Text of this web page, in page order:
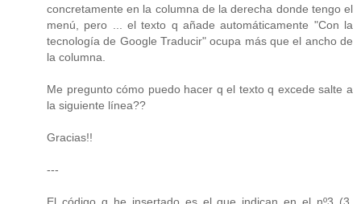
concretamente en la columna de la derecha donde tengo el
menú, pero ... el texto q añade automáticamente "Con la
tecnología de Google Traducir" ocupa más que el ancho de
la columna.
Me pregunto cómo puedo hacer q el texto q excede salte a
la siguiente línea??
Gracias!!
---
El código q he insertado es el que indican en el nº3 (3.